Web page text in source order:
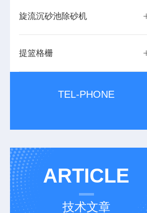
旋流沉砂池除砂机
提篮格栅
TEL-PHONE
ARTICLE
技术文章